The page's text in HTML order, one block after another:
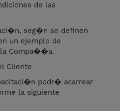
de las
seg�n se definen
un ejemplo de
Compa��a.
Cliente
podr� acarrear
la siguiente